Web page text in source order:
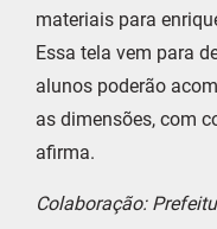
materiais para
Essa tela vem para
alunos poderão
as dimensões, com
afirma.
Colaboração: